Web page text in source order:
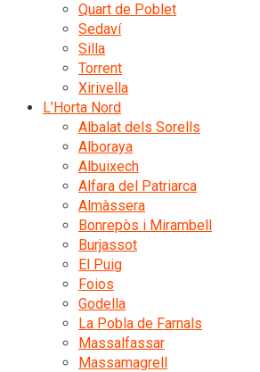
Quart de Poblet
Sedaví
Silla
Torrent
Xirivella
L’Horta Nord
Albalat dels Sorells
Alboraya
Albuixech
Alfara del Patriarca
Almàssera
Bonrepòs i Mirambell
Burjassot
El Puig
Foios
Godella
La Pobla de Farnals
Massalfassar
Massamagrell